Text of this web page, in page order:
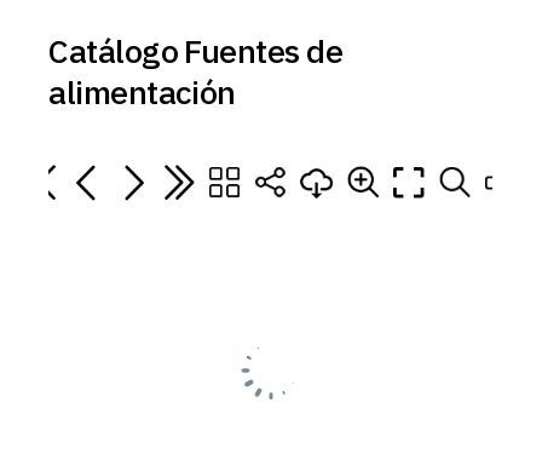
Catálogo Fuentes de
alimentación